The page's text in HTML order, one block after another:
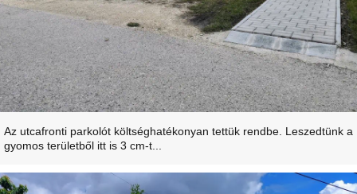
Az utcafronti parkolót költséghatékonyan tettük rendbe. Leszedtünk a
gyomos területből itt is 3 cm-t...